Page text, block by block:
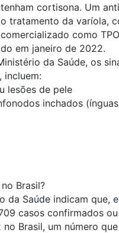
cortisona. Um
tratamento da varíola,
como
em janeiro de 2022.
da Saúde, os
incluem:
lesões de pele
inchados
Brasil?
da Saúde indicam que,
casos confirmados ou
Brasil, um número